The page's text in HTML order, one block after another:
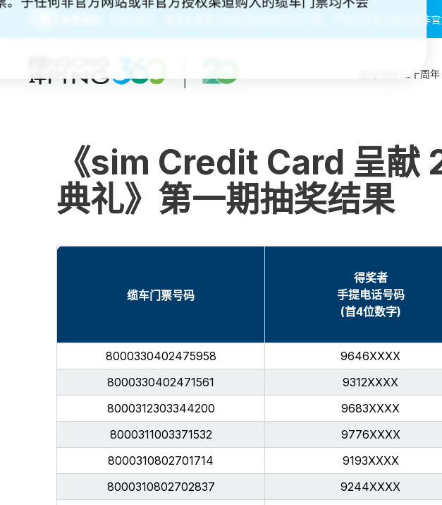
请务必经由昂坪360官方网站、售票处或官方授权渠道购买缆车门票。于任何非官方网站或非
昂坪360 二十周
《sim Credit Card 呈献
典礼》第一期抽奖结果
缆车门票号码
得奖者
手提电话号码
(首4位数字)
8000330402475958 9646XXXX
8000330402471561
9312XXXX
8000312303344200
9683XXXX
8000311003371532
9776XXXX
8000310802701714
9193XXXX
8000310802702837
9244XXXX